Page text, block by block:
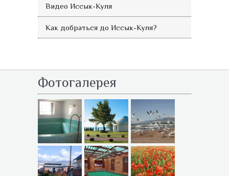
Видео Иссык-Куля
Как добраться до Иссык-Куля?
Фотогалерея